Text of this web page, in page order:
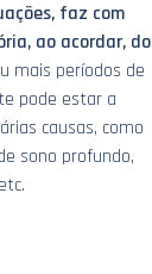
faz com
ao acordar, do
mais períodos de
pode estar a
causas, como
sono profundo,